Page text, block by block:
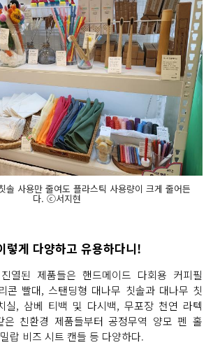
솔 사용만 줄여도 플라스틱 사용량이 크게 줄어든
다. ⓒ서지현
렇게 다양하고 유용하다니!
열된 제품들은 핸드메이드 다회용 커피필
콘 빨대, 스탠딩형 대나무 칫솔과 대나무 칫
실, 삼베 티백 및 다시백, 무포장 천연 라텍
친환경 제품들부터 공정무역 양모 펜 홀
랍 비즈 시트 캔들 등 다양하다.